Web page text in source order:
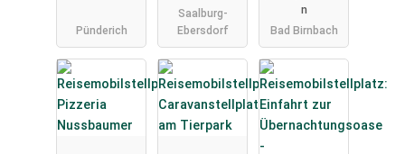
Pünderich
Saalburg-
Ebersdorf
n
Bad Birnbach